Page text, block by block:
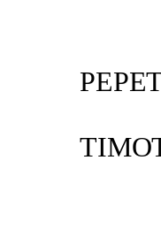
el
a